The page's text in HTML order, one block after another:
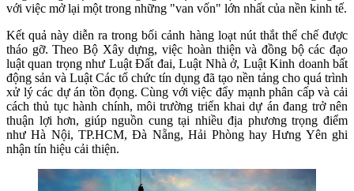
với việc mở lại một trong những "van vốn" lớn nhất của nền kinh tế.
Kết quả này diễn ra trong bối cảnh hàng loạt nút thắt thể chế được
tháo gỡ. Theo Bộ Xây dựng, việc hoàn thiện và đồng bộ các đạo
luật quan trọng như Luật Đất đai, Luật Nhà ở, Luật Kinh doanh bất
động sản và Luật Các tổ chức tín dụng đã tạo nền tảng cho quá trình
xử lý các dự án tồn đọng. Cùng với việc đẩy mạnh phân cấp và cải
cách thủ tục hành chính, môi trường triển khai dự án đang trở nên
thuận lợi hơn, giúp nguồn cung tại nhiều địa phương trọng điểm
như Hà Nội, TP.HCM, Đà Nẵng, Hải Phòng hay Hưng Yên ghi
nhận tín hiệu cải thiện.